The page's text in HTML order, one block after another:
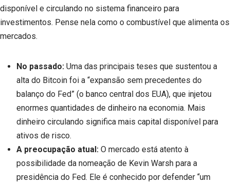
disponível e circulando no sistema financeiro para
investimentos. Pense nela como o combustível que alimenta os
mercados.
No passado: Uma das principais teses que sustentou a
alta do Bitcoin foi a “expansão sem precedentes do
balanço do Fed” (o banco central dos EUA), que injetou
enormes quantidades de dinheiro na economia. Mais
dinheiro circulando significa mais capital disponível para
ativos de risco.
A preocupação atual: O mercado está atento à
possibilidade da nomeação de Kevin Warsh para a
presidência do Fed. Ele é conhecido por defender “um